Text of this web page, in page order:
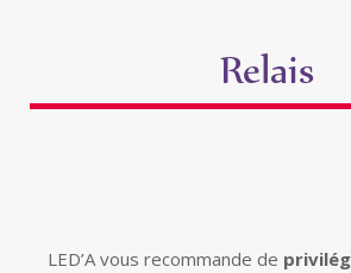
Relais
LED’A vous recommande de